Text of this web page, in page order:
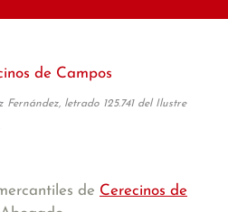
de Campos
letrado 125.741 del Ilustre
de Cerecinos de